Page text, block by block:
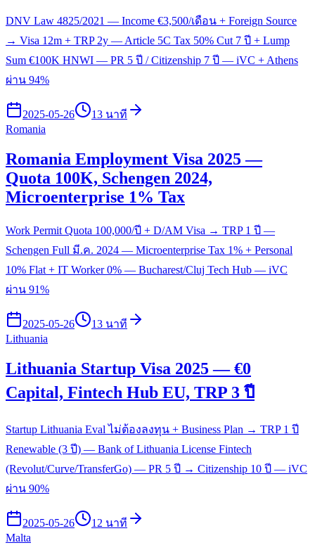
DNV Law 4825/2021 — Income €3,500/เดือน + Foreign Source
→ Visa 12m + TRP 2y — Article 5C Tax 50% Cut 7 ปี + Lump
Sum €100K HNWI — PR 5 ปี / Citizenship 7 ปี — iVC + Athens
ผ่าน 94%
2025-05-26
13 นาที
Romania
Romania Employment Visa 2025 —
Quota 100K, Schengen 2024,
Microenterprise 1% Tax
Work Permit Quota 100,000/ปี + D/AM Visa → TRP 1 ปี —
Schengen Full มี.ค. 2024 — Microenterprise Tax 1% + Personal
10% Flat + IT Worker 0% — Bucharest/Cluj Tech Hub — iVC
ผ่าน 91%
2025-05-26
13 นาที
Lithuania
Lithuania Startup Visa 2025 — €0
Capital, Fintech Hub EU, TRP 3 ปี
Startup Lithuania Eval ไม่ต้องลงทุน + Business Plan → TRP 1 ปี
Renewable (3 ปี) — Bank of Lithuania License Fintech
(Revolut/Curve/TransferGo) — PR 5 ปี → Citizenship 10 ปี — iVC
ผ่าน 90%
2025-05-26
12 นาที
Malta